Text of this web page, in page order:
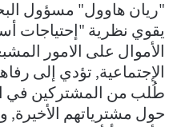
"ريان هاوول" مسؤول
يقوي نظرية "إحتياجات
الأموال على الامور
الإجتماعية, تؤدي إلى
طُلب من المشتركين في
حول مشترياتهم